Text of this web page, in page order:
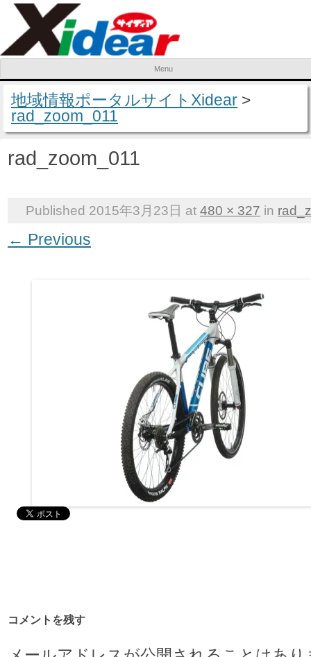
Menu
Skip to content
地域情報ポータルサイトXidear >
rad_zoom_011
rad_zoom_011
Published 2015年3月23日 at480 × 327 in
← Previous
コメントを残す